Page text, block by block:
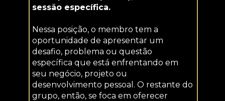
sessão específica.
Nessa posição, o membro tem a
oportunidade de apresentar um
desafio, problema ou questão
específica que está enfrentando em
seu negócio, projeto ou
desenvolvimento pessoal. O restante do
grupo, então, se foca em oferecer